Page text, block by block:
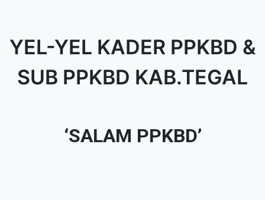
YEL-YEL KADER PPKBD &
SUB PPKBD KAB.TEGAL
‘SALAM PPKBD’